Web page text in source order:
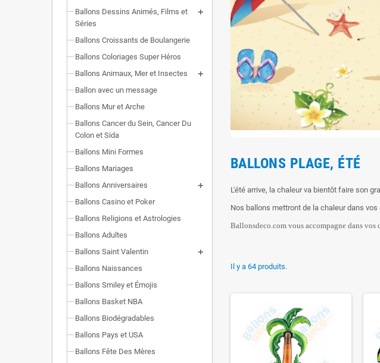
Ballons Dessins Animés, Films et
Séries
Ballons Croissants de Boulangerie
Ballons Coloriages Super Héros
Ballons Animaux, Mer et Insectes
Ballon avec un message
Ballons Mur et Arche
Ballons Cancer du Sein, Cancer Du
Colon et Sida
Ballons Mini Formes
Ballons Mariages
Ballons Anniversaires
Ballons Casino et Poker
Ballons Religions et Astrologies
Ballons Adultes
Ballons Saint Valentin
Ballons Naissances
Ballons Smiley et Émojis
Ballons Basket NBA
Ballons Biodégradables
Ballons Pays et USA
Ballons Fête Des Mères
BALLONS PLAGE, ÉTÉ
L'été arrive, la chaleur va bientôt faire son
Nos ballons mettront de la chaleur dans
Ballonsdeco.com vous accompagne dans
Il y a 64 produits.